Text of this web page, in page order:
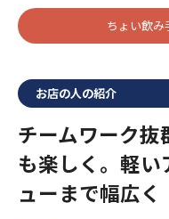
ちょい飲み
お店の人の紹介
チームワーク
も楽しく。軽
ューまで幅広く